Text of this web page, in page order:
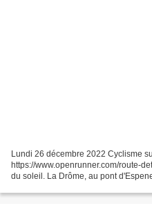
Lundi 26 décembre 2022 Cyclisme
https://www.openrunner.com/route-
du soleil. La Drôme, au pont